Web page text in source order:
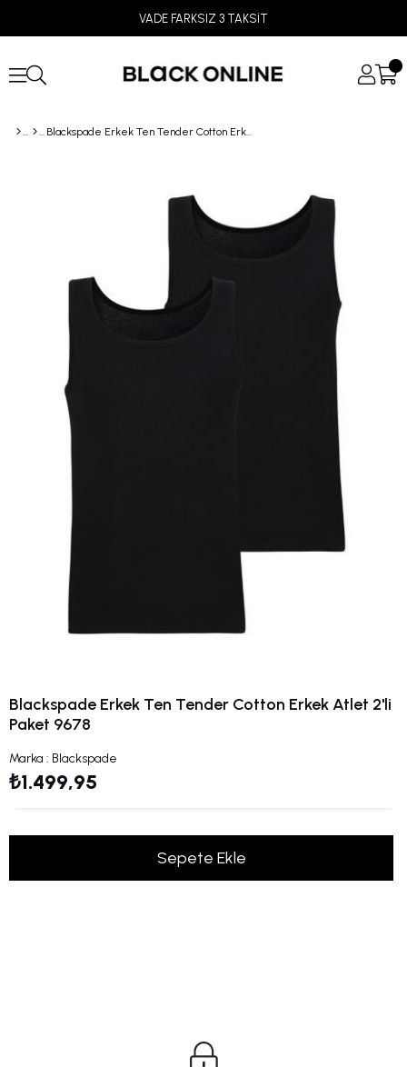
VADE FARKSIZ 3 TAKSİT
Blackspade Erkek Ten Tender Cotton Erkek Atlet 2'li Paket 9678
Blackspade Erkek Ten Tender Cotton Erkek Atlet 2'li
Paket 9678
Marka : Blackspade
₺1.499,95